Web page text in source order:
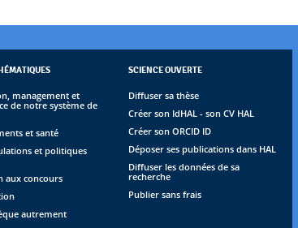
management et
de notre système de
et santé
et politiques
aux concours
autrement
SCIENCE OUVERTE
Diffuser sa thèse
Créer son IdHAL - son CV HAL
Créer son ORCID ID
Déposer ses publications dans HAL
Diffuser les données de sa
recherche
Publier sans frais